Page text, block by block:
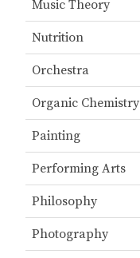
Music Theory
Nutrition
Orchestra
Organic Chemistry
Painting
Performing Arts
Philosophy
Photography